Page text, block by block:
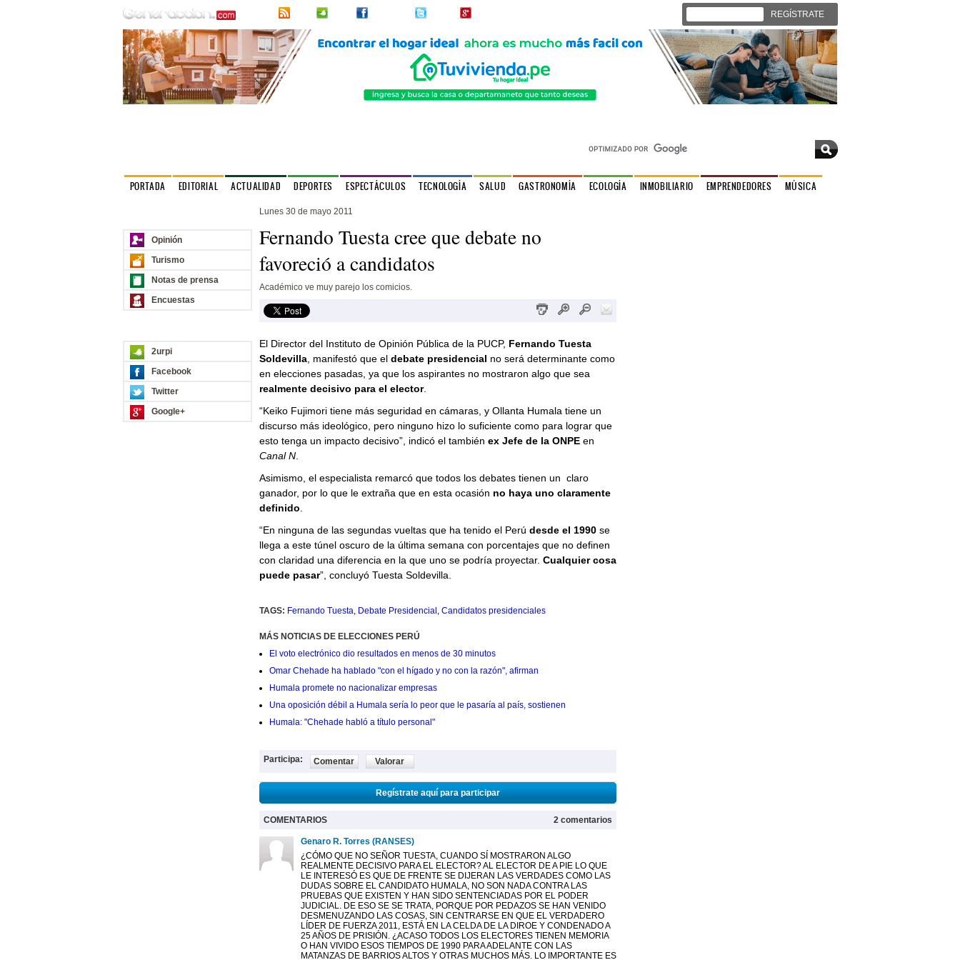
REGÍSTRATE
PORTADA EDITORIAL ACTUALIDAD DEPORTES ESPECTÁCULOS TECNOLOGÍA SALUD GASTRONOMÍA ECOLOGÍA INMOBILIARIO EMPRENDEDORES MÚSICA
Opinión
Turismo
Notas de prensa
Encuestas
2urpi
Facebook
Twitter
Google+
Lunes 30 de mayo 2011
Fernando Tuesta cree que debate no
favoreció a candidatos
Académico ve muy parejo los comicios.
El Director del Instituto de Opinión Pública de la PUCP, Fernando Tuesta
Soldevilla, manifestó que eldebate presidencial no será determinante como
en elecciones pasadas, ya que los aspirantes no mostraron algo que sea
realmente decisivo para el elector.
“Keiko Fujimori tiene más seguridad en cámaras, y Ollanta Humala tiene un
discurso más ideológico, pero ninguno hizo lo suficiente como para lograr que
esto tenga un impacto decisivo”, indicó el también ex Jefe de la ONPEen
Canal N.
Asimismo, el especialista remarcó que todos los debates tienen un claro
ganador, por lo que le extraña que en esta ocasión no haya uno claramente
definido
“En ninguna de las segundas vueltas que ha tenido el Perú desde el 1990se
llega a este túnel oscuro de la última semana con porcentajes que no definen
con claridad una diferencia en la que uno se podría proyectar. Cualquier cosa
puede pasar”, concluyó Tuesta Soldevilla.
TAGS: Fernando Tuesta, Debate Presidencial , Candidatos presidenciales
MÁS NOTICIAS DE ELECCIONES PERÚ
El voto electrónico dio resultados en menos de 30 minutos
Omar Chehade ha hablado "con el hígado y no con la razón", afirman
Humala promete no nacionalizar empresas
Una oposición débil a Humala sería lo peor que le pasaría al país, sostienen
Humala: "Chehade habló a título personal"
Participa: Comentar Valorar
Regístrate aquí para participar
COMENTARIOS 2 comentarios
Genaro R. Torres (RANSES)
¿CÓMO QUE NO SEÑOR TUESTA, CUANDO SÍ MOSTRARON ALGO
REALMENTE DECISIVO PARA EL ELECTOR? AL ELECTOR DE A PIE LO QUE
LE INTERESÓ ES QUE DE FRENTE SE DIJERAN LAS VERDADES COMO LAS
DUDAS SOBRE EL CANDIDATO HUMALA, NO SON NADA CONTRA LAS
PRUEBAS QUE EXISTEN Y HAN SIDO SENTENCIADAS POR EL PODER
JUDICIAL. DE ESO SE SE TRATA, PORQUE POR PEDAZOS SE HAN VENIDO
DESMENUZANDO LAS COSAS, SIN CENTRARSE EN QUE EL VERDADERO
LÍDER DE FUERZA 2011, ESTÁ EN LA CELDA DE LA DIROE Y CONDENADO A
25 AÑOS DE PRISIÓN. ¿ACASO TODOS LOS ELECTORES TIENEN MEMORIA
O HAN VIVIDO ESOS TIEMPOS DE 1990 PARA ADELANTE CON LAS
MATANZAS DE BARRIOS ALTOS Y OTRAS MUCHOS MÁS. LO IMPORTANTE ES